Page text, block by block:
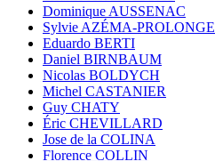
Dominique AUSSENAC
Sylvie AZÉMA-PROLONGE
Eduardo BERTI
Daniel BIRNBAUM
Nicolas BOLDYCH
Michel CASTANIER
Guy CHATY
Éric CHEVILLARD
Jose de la COLINA
Florence COLLIN